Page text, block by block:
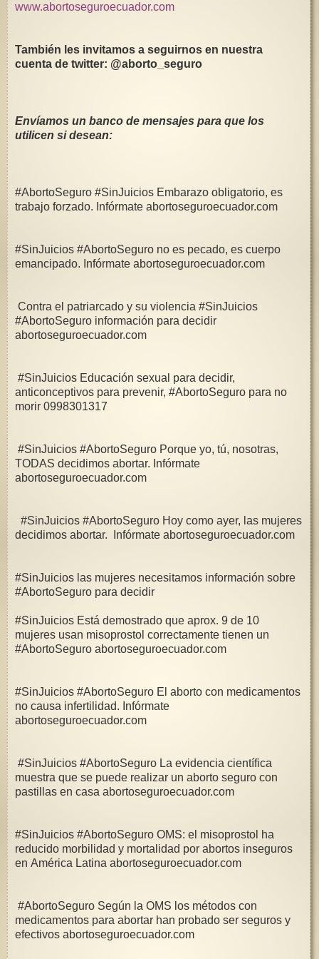
www.abortoseguroecuador.com
También les invitamos a seguirnos en nuestra
cuenta de twitter: @aborto_seguro
Envíamos un banco de mensajes para que los
utilicen si desean:
#AbortoSeguro #SinJuicios Embarazo obligatorio, es
trabajo forzado. Infórmate abortoseguroecuador.com
#SinJuicios #AbortoSeguro no es pecado, es cuerpo
emancipado. Infórmate abortoseguroecuador.com
Contra el patriarcado y su violencia #SinJuicios
#AbortoSeguro información para decidir
abortoseguroecuador.com
#SinJuicios Educación sexual para decidir,
anticonceptivos para prevenir, #AbortoSeguro para no
morir 0998301317
#SinJuicios #AbortoSeguro Porque yo, tú, nosotras,
TODAS decidimos abortar. Infórmate
abortoseguroecuador.com
#SinJuicios #AbortoSeguro Hoy como ayer, las mujeres
decidimos abortar. Infórmate abortoseguroecuador.com
#SinJuicios las mujeres necesitamos información sobre
#AbortoSeguro para decidir
#SinJuicios Está demostrado que aprox. 9 de 10
mujeres usan misoprostol correctamente tienen un
#AbortoSeguro abortoseguroecuador.com
#SinJuicios #AbortoSeguro El aborto con medicamentos
no causa infertilidad. Infórmate
abortoseguroecuador.com
#SinJuicios #AbortoSeguro La evidencia científica
muestra que se puede realizar un aborto seguro con
pastillas en casa abortoseguroecuador.com
#SinJuicios #AbortoSeguro OMS: el misoprostol ha
reducido morbilidad y mortalidad por abortos inseguros
en América Latina abortoseguroecuador.com
#AbortoSeguro Según la OMS los métodos con
medicamentos para abortar han probado ser seguros y
efectivos abortoseguroecuador.com